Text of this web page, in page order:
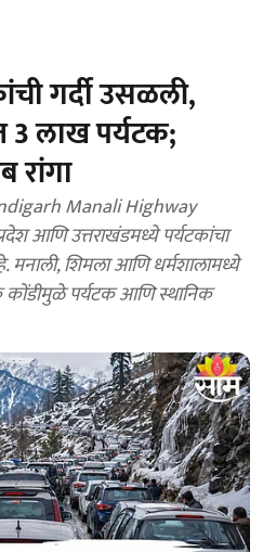
गर्दी उसळली,
3 लाख पर्यटक;
रांगा
Manali Highway
आणि उत्तराखंडमध्ये पर्यटकांचा
मनाली, शिमला आणि धर्मशालामध्ये
कोंडीमुळे पर्यटक आणि स्थानिक